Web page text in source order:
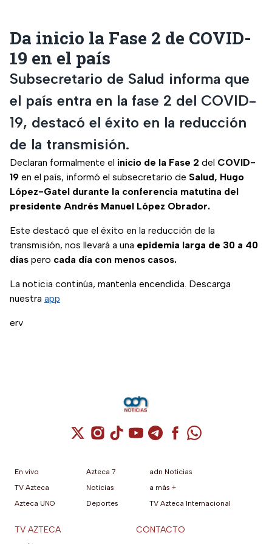
Da inicio la Fase 2 de COVID-
19 en el país
Subsecretario de Salud informa que
el país entra en la fase 2 del COVID-
19, destacó el éxito en la reducción
de la transmisión.
Declaran formalmente el inicio de la Fase 2 del COVID-
19 en el país, informó el subsecretario de Salud, Hugo
López-Gatel durante la conferencia matutina del
presidente Andrés Manuel López Obrador.
Este destacó que el éxito en la reducción de la
transmisión, nos llevará a una epidemia larga de 30 a 40
días pero cada día con menos casos.
La noticia continúa, mantenla encendida. Descarga
nuestra app
erv
Cuenta de X / Twitter (se abre en una
Cuenta de Instagram (se abre en una
Cuenta de TikTok (se abre en
Cuenta de YouTube (se abre
Cuenta de Telegram (se
Cuenta de
Cuenta de
En vivo
TV Azteca
Azteca UNO
Azteca 7
Noticias
Deportes
adn Noticias
a más +
TV Azteca Internacional
TV AZTECA CONTACTO